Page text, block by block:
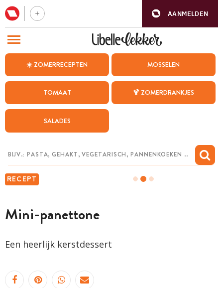
AANMELDEN
☀️ ZOMERRECEPTEN MOSSELEN
TOMAAT 🍹 ZOMERDRANKJES
SALADES
RECEPT
Mini-panettone
Een heerlijk kerstdessert
BEZOEK ONZE ANDERE WEBSITES
WEEKMENU
CHAT MET MAIA
MIJN BEWAARDE RECEPTEN